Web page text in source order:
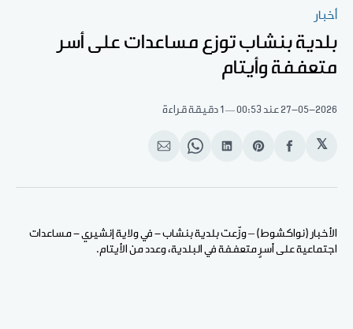
أخبار
بلدية بنشاب توزع مساعدات على أسر
متعففة وأيتام
27-05-2026عند 00:53 1 دقيقة قراءة
𝕏
انشر
الفيسبوك
Share
Pinterest
انشر
لينكد
Share
WhatsApp
انشر
الإيميل
الأخبار (نواكشوط) – وزّعت بلدية بنشاب - في ولاية إنشيري - مساعدات
اجتماعية على أسرٍ متعففة في البلدية، وعدد من الأيتام.